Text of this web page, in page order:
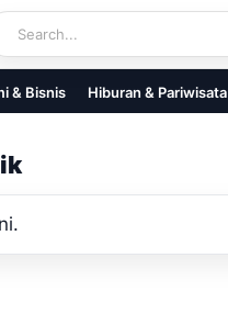
& Bisnis Hiburan & Pariwisata